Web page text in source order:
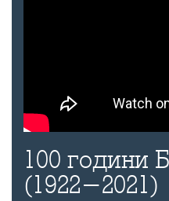
100 години
(1922-2021)